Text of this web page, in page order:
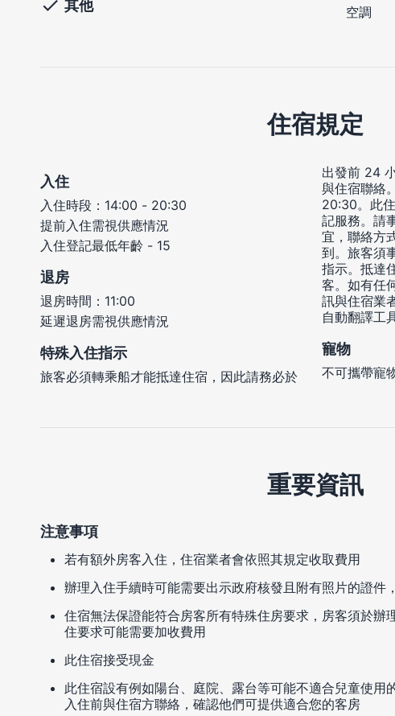
其他 空調
住宿規定
入住
入住時段：14:00 - 20:30
提前入住需視供應情況
入住登記最低年齡 - 15
退房
退房時間：11:00
延遲退房需視供應情況
特殊入住指示
旅客必須轉乘船才能抵達住宿，因此請務必於
出發前 24
與住宿聯絡
20:30。此
記服務。請
宜，聯絡方
到。旅客須
指示。抵達
客。如有任
訊與住宿業
自動翻譯工
寵物
不可攜帶寵
重要資訊
注意事項
若有額外房客入住，住宿業者會依照其規定收取費用
辦理入住手續時可能需要出示政府核發且附有照片的證件
住宿無法保證能符合房客所有特殊住房要求，房客須於辦
住要求可能需要加收費用
此住宿接受現金
此住宿設有例如陽台、庭院、露台等可能不適合兒童使用
入住前與住宿方聯絡，確認他們可提供適合您的客房